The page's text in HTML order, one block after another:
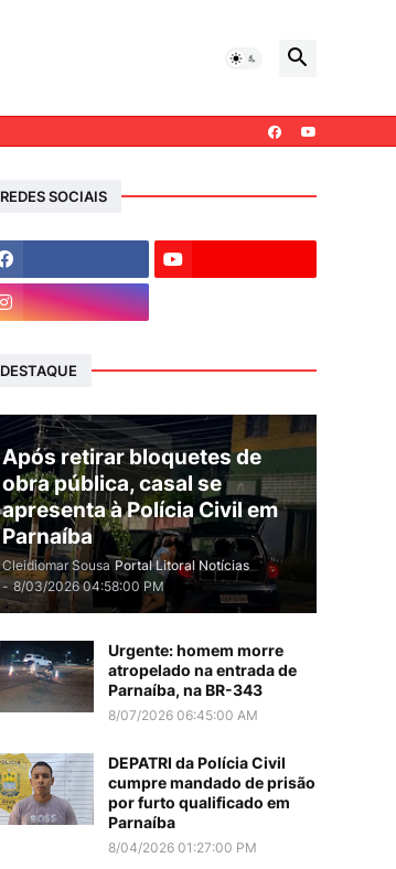
Foto: Reprodução
REDES SOCIAIS
DESTAQUE
Após retirar bloquetes de
obra pública, casal se
apresenta à Polícia Civil em
Parnaíba
Cleidiomar Sousa Portal Litoral Notícias
- 8/03/2026 04:58:00 PM
Urgente: homem morre
atropelado na entrada de
Parnaíba, na BR-343
8/07/2026 06:45:00 AM
DEPATRI da Polícia Civil
cumpre mandado de prisão
por furto qualificado em
Parnaíba
8/04/2026 01:27:00 PM